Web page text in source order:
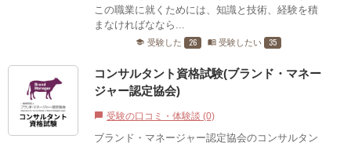
この職業に就くためには、知識と技術、経験を積
まなければななら...
school 受験した 26 menu_book 受験したい 35
コンサルタント資格試験(ブランド・マネー
ジャー認定協会)
chat_bubble 受験の口コミ・体験談 (0)
ブランド・マネージャー認定協会のコンサルタン